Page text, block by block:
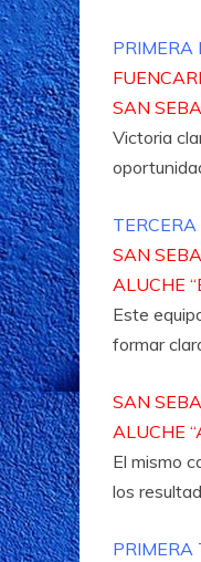
PRIMERA
SAN
Victoria
SAN
ALUCHE
Este
formar
SAN
ALUCHE
El mismo
los
PRIMERA